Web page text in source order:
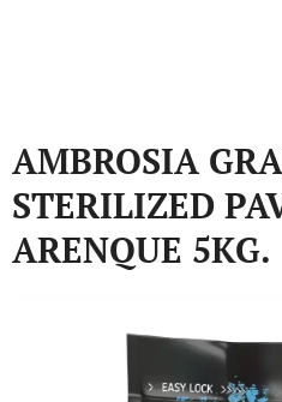
AMBROSIA
STERILIZED
ARENQUE 5KG.